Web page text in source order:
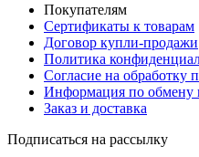
Покупателям
Сертификаты к товарам
Договор купли-продажи
Политика
Согласие на обработку
Информация по обмену
Заказ и доставка
Подписаться на рассылку